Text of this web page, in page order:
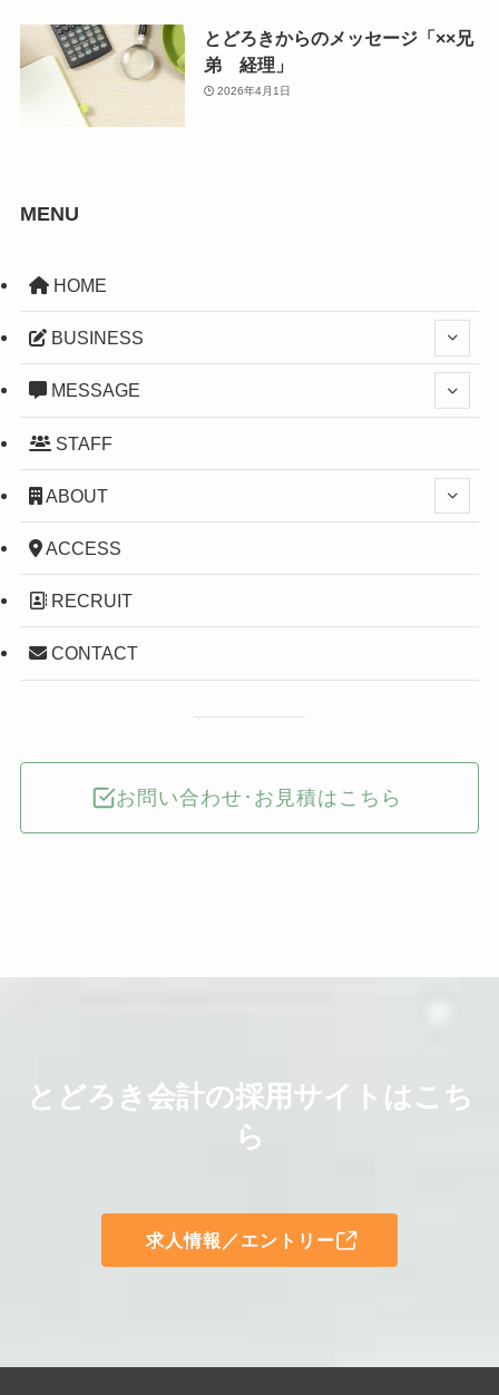
とどろきからのメッセージ「××兄
弟 経理」
2026年4月1日
MENU
HOME
BUSINESS
MESSAGE
STAFF
ABOUT
ACCESS
RECRUIT
CONTACT
お問い合わせ･お見積はこちら
とどろき会計の採用サイトはこち
ら
求人情報／エントリー